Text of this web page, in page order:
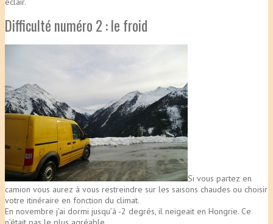
Difficulté numéro 2 : le froid
Si vous partez en
camion vous aurez à vous restreindre sur les saisons chaudes ou choisir
votre itinéraire en fonction du climat.
En novembre j’ai dormi jusqu’à -2 degrés, il neigeait en Hongrie. Ce